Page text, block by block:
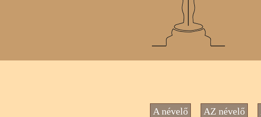
A névelő AZ névelő